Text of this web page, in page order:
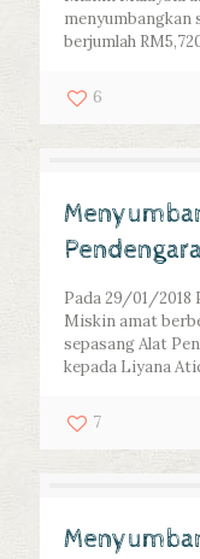
menyumbangkan
berjumlah
6
Pada 29/01/2018
Miskin amat
sepasang Alat
kepada Liyana
7